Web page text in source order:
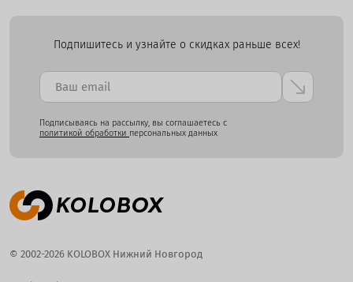
Подпишитесь и узнайте о скидках раньше всех!
Подписываясь на рассылку, вы соглашаетесь с
политикой обработки персональных данных
© 2002-2026 KOLOBOX Нижний Новгород